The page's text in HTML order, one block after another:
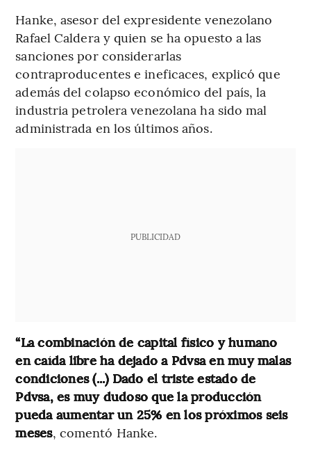
Hanke, asesor del expresidente venezolano
Rafael Caldera y quien se ha opuesto a las
sanciones por considerarlas
contraproducentes e ineficaces, explicó que
además del colapso económico del país, la
industria petrolera venezolana ha sido mal
administrada en los últimos años.
PUBLICIDAD
“La combinación de capital físico y humano
en caída libre ha dejado a Pdvsa en muy malas
condiciones (...) Dado el triste estado de
Pdvsa, es muy dudoso que la producción
pueda aumentar un 25% en los próximos seis
meses, comentó Hanke.